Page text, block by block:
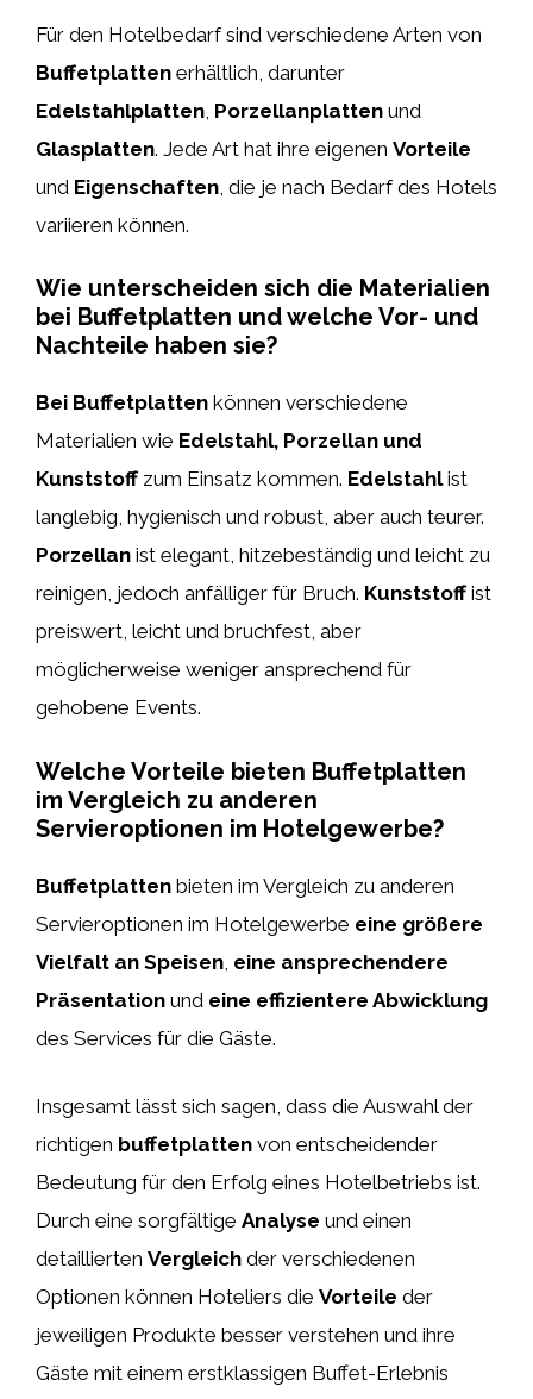
Für den Hotelbedarf sind verschiedene Arten von
Buffetplatten erhältlich, darunter
Edelstahlplatten Porzellanplatten und
Glasplatten. Jede Art hat ihre eigenen Vorteile
und Eigenschaften , die je nach Bedarf des Hotels
variieren können.
Wie unterscheiden sich die Materialien
bei Buffetplatten und welche Vor- und
Nachteile haben sie?
Bei Buffetplatten können verschiedene
Materialien wie Edelstahl, Porzellan und
Kunststoff zum Einsatz kommen. Edelstahlist
langlebig, hygienisch und robust, aber auch teurer.
Porzellan ist elegant, hitzebeständig und leicht zu
reinigen, jedoch anfälliger für Bruch. Kunststoff ist
preiswert, leicht und bruchfest, aber
möglicherweise weniger ansprechend für
gehobene Events.
Welche Vorteile bieten Buffetplatten
im Vergleich zu anderen
Servieroptionen im Hotelgewerbe?
Buffetplatten bieten im Vergleich zu anderen
Servieroptionen im Hotelgewerbe eine größere
Vielfalt an Speisen eine ansprechendere
Präsentation und eine effizientere Abwicklung
des Services für die Gäste.
Insgesamt lässt sich sagen, dass die Auswahl der
richtigen buffetplatten von entscheidender
Bedeutung für den Erfolg eines Hotelbetriebs ist.
Durch eine sorgfältige Analyse und einen
detaillierten Vergleich der verschiedenen
Optionen können Hoteliers die Vorteile der
jeweiligen Produkte besser verstehen und ihre
Gäste mit einem erstklassigen Buffet-Erlebnis